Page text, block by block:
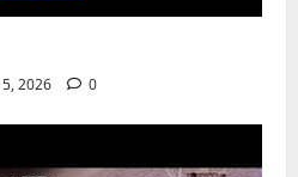
2026 0